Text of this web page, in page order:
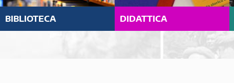
BIBLIOTECA DIDATTICA